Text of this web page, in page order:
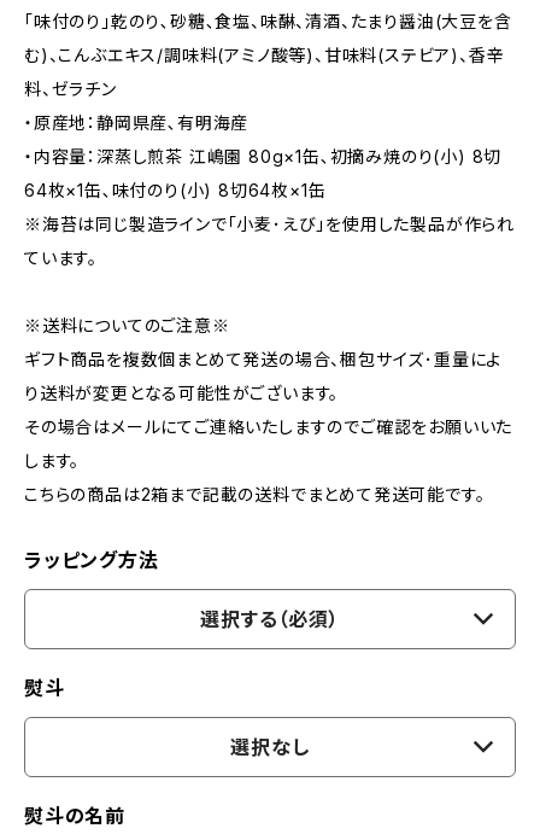
「味付のり」乾のり､砂糖､食塩、味醂、清酒、たまり醤油(大豆を含
む)、こんぶエキス/調味料(アミノ酸等)、甘味料(ステビア)、香辛
料、ゼラチン
・原産地：静岡県産､有明海産
・内容量：深蒸し煎茶 江嶋園 80g×1缶､初摘み焼のり(小) 8切
64枚×1缶､味付のり(小) 8切64枚×1缶
※海苔は同じ製造ラインで｢小麦･えび｣を使用した製品が作られ
ています。
※送料についてのご注意※
ギフト商品を複数個まとめて発送の場合、梱包サイズ･重量によ
り送料が変更となる可能性がございます。
その場合はメールにてご連絡いたしますのでご確認をお願いいた
します。
こちらの商品は2箱まで記載の送料でまとめて発送可能です。
ラッピング方法
選択する（必須）
熨斗
選択なし
熨斗の名前